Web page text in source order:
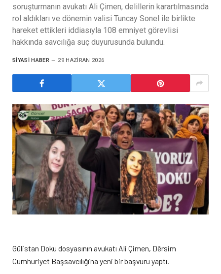
soruşturmanın avukatı Ali Çimen, delillerin karartılmasında
rol aldıkları ve dönemin valisi Tuncay Sonel ile birlikte
hareket ettikleri iddiasıyla 108 emniyet görevlisi
hakkında savcılığa suç duyurusunda bulundu.
SIYASI HABER 29 HAZIRAN 2026
Gülistan Doku dosyasının avukatı Ali Çimen, Dêrsim
Cumhuriyet Başsavcılığı’na yeni bir başvuru yaptı.